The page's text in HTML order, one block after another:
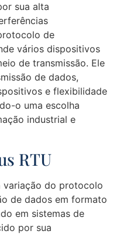
sua alta
de
vários dispositivos
de transmissão. Ele
de dados,
e flexibilidade
o uma escolha
industrial e
RTU
variação do protocolo
de dados em formato
em sistemas de
por sua